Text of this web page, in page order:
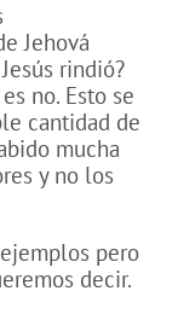
Jehová
rindió?
no. Esto se
cantidad de
mucha
y no los
pero
decir.